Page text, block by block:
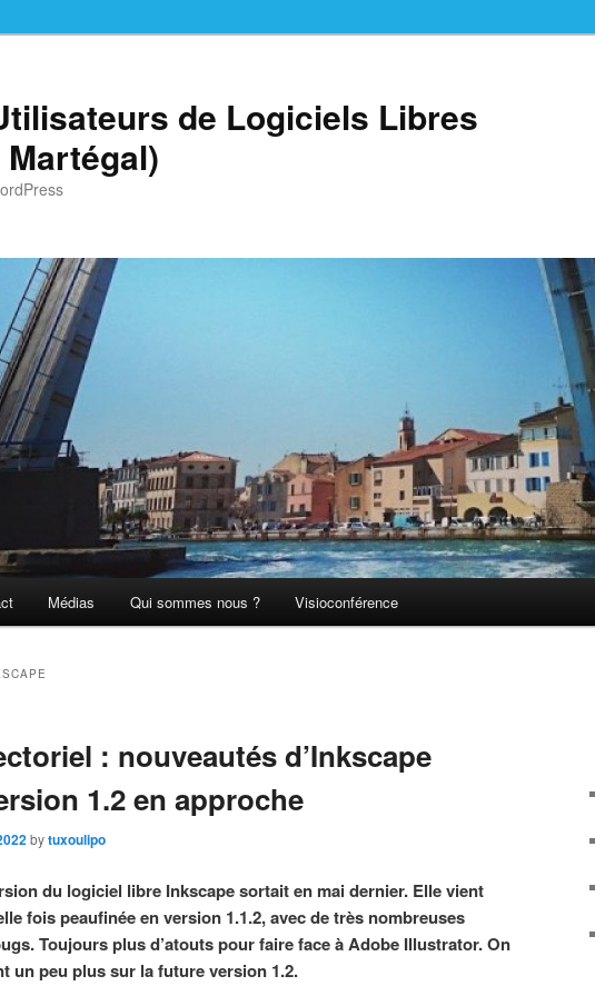
de Logiciels Libres
Médias Qui sommes nous ? Visioconférence
: nouveautés d’Inkscape
1.2 en approche
bytuxoulipo
du logiciel libre Inkscape sortait en mai dernier. Elle vient
fois peaufinée en version 1.1.2, avec de très nombreuses
Toujours plus d’atouts pour faire face à Adobe Illustrator. On
un peu plus sur la future version 1.2.